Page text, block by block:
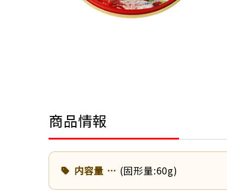
商品情報
内容量 (固形量:60g)